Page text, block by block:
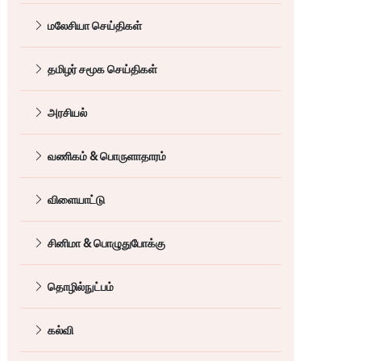
மலேசியா செய்திகள்
தமிழர் சமூக செய்திகள்
அரசியல்
வணிகம் & பொருளாதாரம்
விளையாட்டு
சினிமா & பொழுதுபோக்கு
தொழில்நுட்பம்
கல்வி